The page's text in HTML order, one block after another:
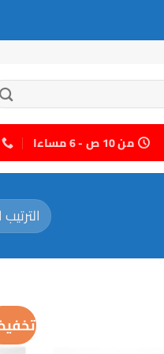
من 10 ص - 6 مساءا